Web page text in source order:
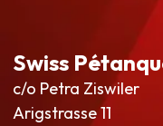
Swiss
c/o Petra Ziswiler
Arigstrasse 11